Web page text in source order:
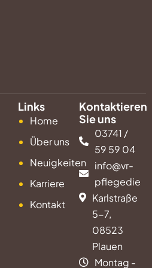
Links
Home
Über uns
Neuigkeiten
Karriere
Kontakt
Kontaktieren
Sie uns
03741 /
59 59 04
info@vr-
Karlstraße
5-7,
08523
Plauen
Montag -